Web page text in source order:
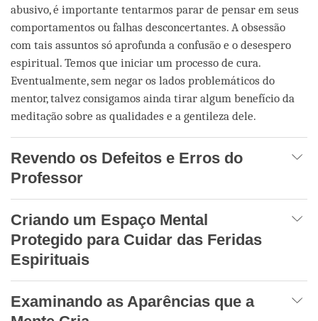
abusivo, é importante tentarmos parar de pensar em seus
comportamentos ou falhas desconcertantes. A obsessão
com tais assuntos só aprofunda a confusão e o desespero
espiritual. Temos que iniciar um processo de cura.
Eventualmente, sem negar os lados problemáticos do
mentor, talvez consigamos ainda tirar algum benefício da
meditação sobre as qualidades e a gentileza dele.
Revendo os Defeitos e Erros do
Professor
Criando um Espaço Mental
Protegido para Cuidar das Feridas
Espirituais
Examinando as Aparências que a